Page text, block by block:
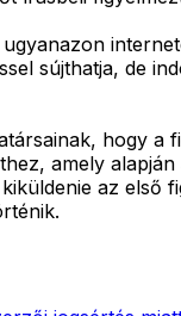
sújthatja, de
hogy a
amely
az első